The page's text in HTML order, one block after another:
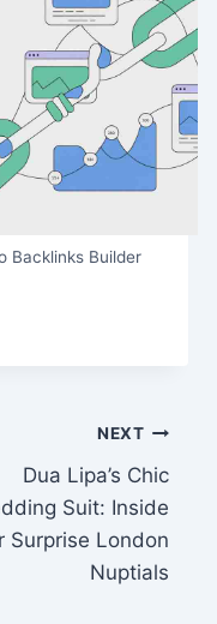
Backlinks Builder
NEXT
Dua Lipa’s Chic
Suit: Inside
Surprise London
Nuptials